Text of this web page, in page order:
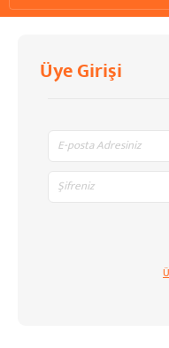
Üye Girişi